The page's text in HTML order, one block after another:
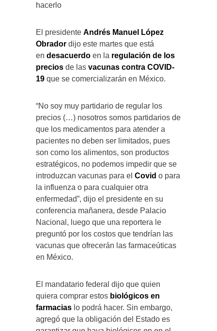
hacerlo
El presidente Andrés Manuel López
Obrador dijo este martes que está
en desacuerdo en la regulación de los
precios de las vacunas contra COVID-
19 que se comercializarán en México.
“No soy muy partidario de regular los
precios (…) nosotros somos partidarios de
que los medicamentos para atender a
pacientes no deben ser limitados, pues
son como los alimentos, son productos
estratégicos, no podemos impedir que se
introduzcan vacunas para el Covid o para
la influenza o para cualquier otra
enfermedad”, dijo el presidente en su
conferencia mañanera, desde Palacio
Nacional, luego que una reportera le
preguntó por los costos que tendrían las
vacunas que ofrecerán las farmaceúticas
en México.
El mandatario federal dijo que quien
quiera comprar estos biológicos en
farmacias lo podrá hacer. Sin embargo,
agregó que la obligación del Estado es